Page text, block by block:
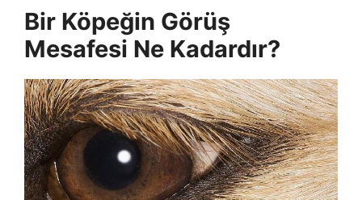
Bir Köpeğin Görüş
Mesafesi Ne Kadardır?